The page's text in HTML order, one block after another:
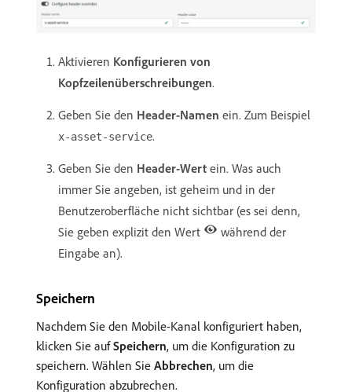
Aktivieren Konfigurieren von
Kopfzeilenüberschreibungen.
Geben Sie den Header-Namen ein. Zum Beispiel
x-asset-service.
Geben Sie den Header-Wert ein. Was auch
immer Sie angeben, ist geheim und in der
Benutzeroberfläche nicht sichtbar (es sei denn,
Sie geben explizit den Wert
während der
Eingabe an).
Speichern
Nachdem Sie den Mobile-Kanal konfiguriert haben,
klicken Sie aufSpeichern, um die Konfiguration zu
speichern. Wählen Sie Abbrechen, um die
Konfiguration abzubrechen.